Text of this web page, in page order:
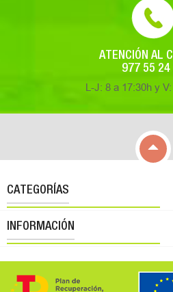
ATENCIÓN AL
977 55 24
L-J: 8 a 17:30h y

CATEGORÍAS
INFORMACIÓN